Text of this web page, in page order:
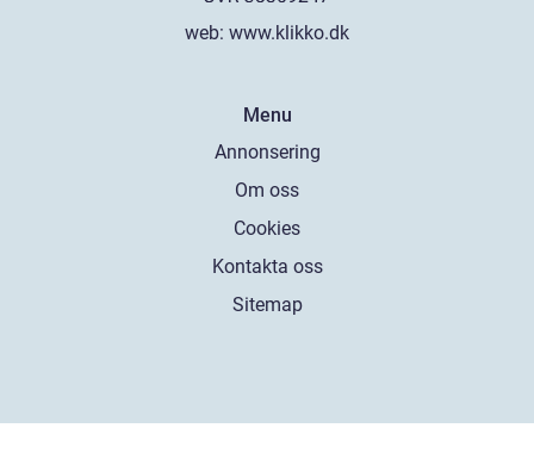
web: www.klikko.dk
Menu
Annonsering
Om oss
Cookies
Kontakta oss
Sitemap